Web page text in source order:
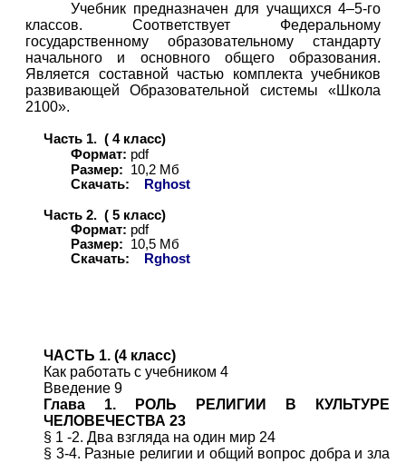
Учебник предназначен для учащихся 4–5-го
классов. Соответствует Федеральному
государственному образовательному стандарту
начального и основного общего образования.
Является составной частью комплекта учебников
развивающей Образовательной системы «Школа
2100».
Часть 1. ( 4 класс)
Формат: pdf
Размер:
10,2 Мб
Скачать:
Rghost
Часть 2. ( 5 класс)
Формат: pdf
Размер:
10,5 Мб
Скачать:
Rghost
ЧАСТЬ 1. (4 класс)
Как работать с учебником 4
Введение 9
Глава 1. РОЛЬ РЕЛИГИИ В КУЛЬТУРЕ
ЧЕЛОВЕЧЕСТВА 23
§ 1 -2. Два взгляда на один мир 24
§ 3-4. Разные религии и общий вопрос добра и зла